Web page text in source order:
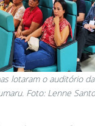
lotaram o auditório
Foto: Lenne